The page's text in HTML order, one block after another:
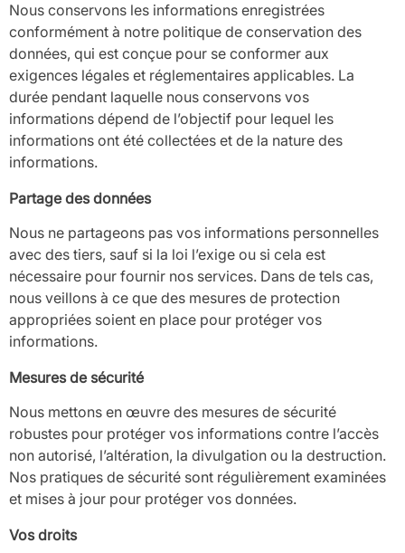
Nous conservons les informations enregistrées
conformément à notre politique de conservation des
données, qui est conçue pour se conformer aux
exigences légales et réglementaires applicables. La
durée pendant laquelle nous conservons vos
informations dépend de l’objectif pour lequel les
informations ont été collectées et de la nature des
informations.
Partage des données
Nous ne partageons pas vos informations personnelles
avec des tiers, sauf si la loi l’exige ou si cela est
nécessaire pour fournir nos services. Dans de tels cas,
nous veillons à ce que des mesures de protection
appropriées soient en place pour protéger vos
informations.
Mesures de sécurité
Nous mettons en œuvre des mesures de sécurité
robustes pour protéger vos informations contre l’accès
non autorisé, l’altération, la divulgation ou la destruction.
Nos pratiques de sécurité sont régulièrement examinées
et mises à jour pour protéger vos données.
Vos droits